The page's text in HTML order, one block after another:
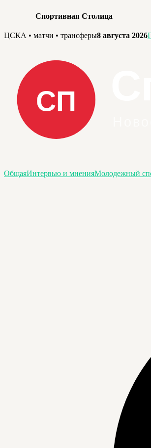
Спортивная Столица
Перейти
содержимому
ЦСКА • матчи • трансферы8 августа 2026
ОбщаяИнтервью и мненияМолодежный